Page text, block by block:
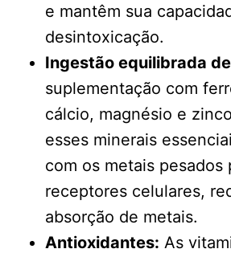
e mantêm sua
desintoxicação.
Ingestão equilibrada
suplementação com
cálcio, magnésio e
esses minerais
com os metais pesados
receptores celulares,
absorção de metais.
Antioxidantes: As